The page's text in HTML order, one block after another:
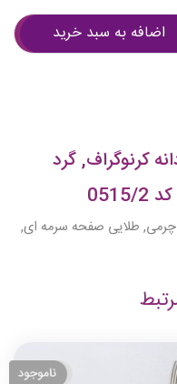
اضافه به سبد خرید
کرنوگراف, گرد
2
چرمی, طلایی صفحه سرمه ای,